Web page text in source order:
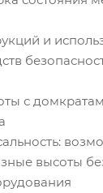
и
с
высоты